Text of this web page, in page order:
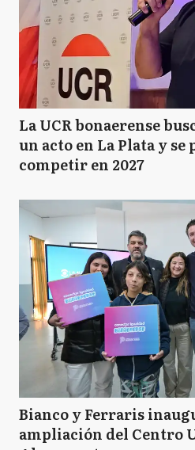
La UCR bonaerense
un acto en La Plata y se
competir en 2027
Bianco y Ferraris
ampliación del Centro